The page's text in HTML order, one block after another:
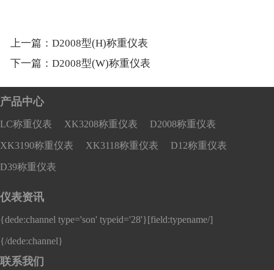
上一篇： D2008型(H)称重仪表
下一篇： D2008型(W)称重仪表
产品中心
LC称重仪表 XK3208称重仪表 D2008称重仪表
XK3190称重仪表 XK3118称重仪表 D12称重仪表
D39称重仪表
仪表资讯
{dede:channel type='son' typeid='28'}[field:typename/]
{/dede:channel}
联系我们